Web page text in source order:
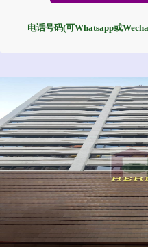
电话号码(可Whatsapp或